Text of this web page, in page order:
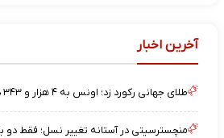
آخرین اخبار
طلای جهانی رکورد زد؛ اونس به ۴ هزار و ۳۴۳ دلار رسید
منچسترسیتی در آستانه تغییر نسل؛ فقط دو